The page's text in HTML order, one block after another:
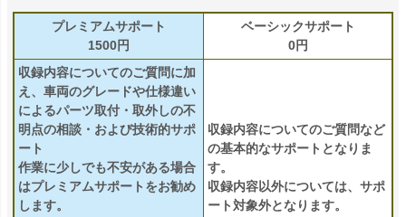
プレミアムサポート
1500円
ベーシックサポート
0円
収録内容についてのご質問に加
え、車両のグレードや仕様違い
によるパーツ取付・取外しの不
明点の相談・および技術的サポ
ート
作業に少しでも不安がある場合
はプレミアムサポートをお勧め
します。
収録内容についてのご質問など
の基本的なサポートとなりま
す。
収録内容以外については、サポ
ート対象外となります。